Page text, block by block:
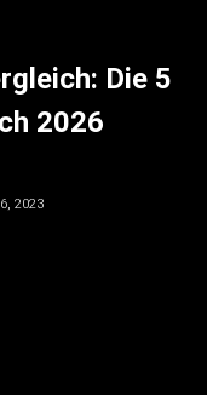
Die 5
2026
2023